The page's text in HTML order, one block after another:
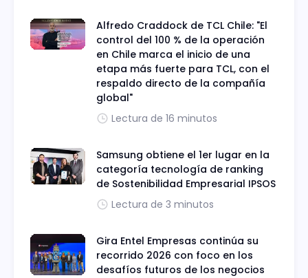
Alfredo Craddock de TCL Chile: "El
control del 100 % de la operación
en Chile marca el inicio de una
etapa más fuerte para TCL, con el
respaldo directo de la compañía
global"
Lectura de 16 minutos
Samsung obtiene el 1er lugar en la
categoría tecnología de ranking
de Sostenibilidad Empresarial IPSOS
Lectura de 3 minutos
Gira Entel Empresas continúa su
recorrido 2026 con foco en los
desafíos futuros de los negocios